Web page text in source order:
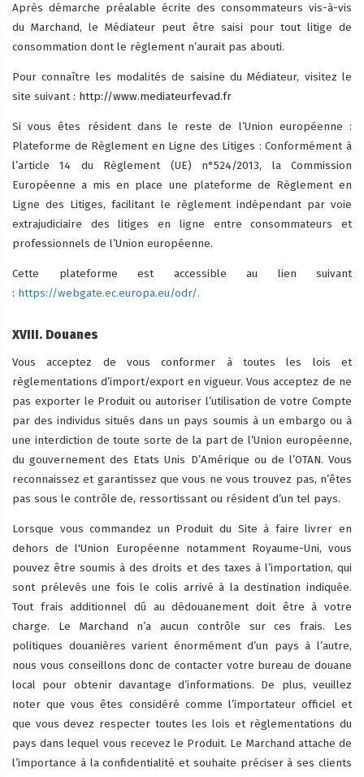
Après démarche préalable écrite des consommateurs vis-à-vis
du Marchand, le Médiateur peut être saisi pour tout litige de
consommation dont le règlement n’aurait pas abouti.
Pour connaître les modalités de saisine du Médiateur, visitez le
site suivant : http://www.mediateurfevad.fr
Si vous êtes résident dans le reste de l’Union européenne :
Plateforme de Règlement en Ligne des Litiges : Conformément à
l’article 14 du Règlement (UE) n°524/2013, la Commission
Européenne a mis en place une plateforme de Règlement en
Ligne des Litiges, facilitant le règlement indépendant par voie
extrajudiciaire des litiges en ligne entre consommateurs et
professionnels de l’Union européenne.
Cette plateforme est accessible au lien suivant
: https://webgate.ec.europa.eu/odr/.
XVIII. Douanes
Vous acceptez de vous conformer à toutes les lois et
règlementations d’import/export en vigueur. Vous acceptez de ne
pas exporter le Produit ou autoriser l’utilisation de votre Compte
par des individus situés dans un pays soumis à un embargo ou à
une interdiction de toute sorte de la part de l’Union européenne,
du gouvernement des Etats Unis D’Amérique ou de l’OTAN. Vous
reconnaissez et garantissez que vous ne vous trouvez pas, n’êtes
pas sous le contrôle de, ressortissant ou résident d’un tel pays.
Lorsque vous commandez un Produit du Site à faire livrer en
dehors de l'Union Européenne notamment Royaume-Uni, vous
pouvez être soumis à des droits et des taxes à l’importation, qui
sont prélevés une fois le colis arrivé à la destination indiquée.
Tout frais additionnel dû au dédouanement doit être à votre
charge. Le Marchand n’a aucun contrôle sur ces frais. Les
politiques douanières varient énormément d’un pays à l’autre,
nous vous conseillons donc de contacter votre bureau de douane
local pour obtenir davantage d’informations. De plus, veuillez
noter que vous êtes considéré comme l’importateur officiel et
que vous devez respecter toutes les lois et règlementations du
pays dans lequel vous recevez le Produit. Le Marchand attache de
l’importance à la confidentialité et souhaite préciser à ses clients